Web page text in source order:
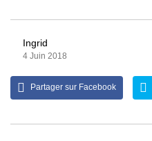
Ingrid
4 Juin 2018
Partager sur Facebook